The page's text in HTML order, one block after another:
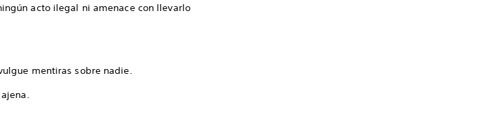
acto ilegal ni amenace con llevarlo
mentiras sobre nadie.